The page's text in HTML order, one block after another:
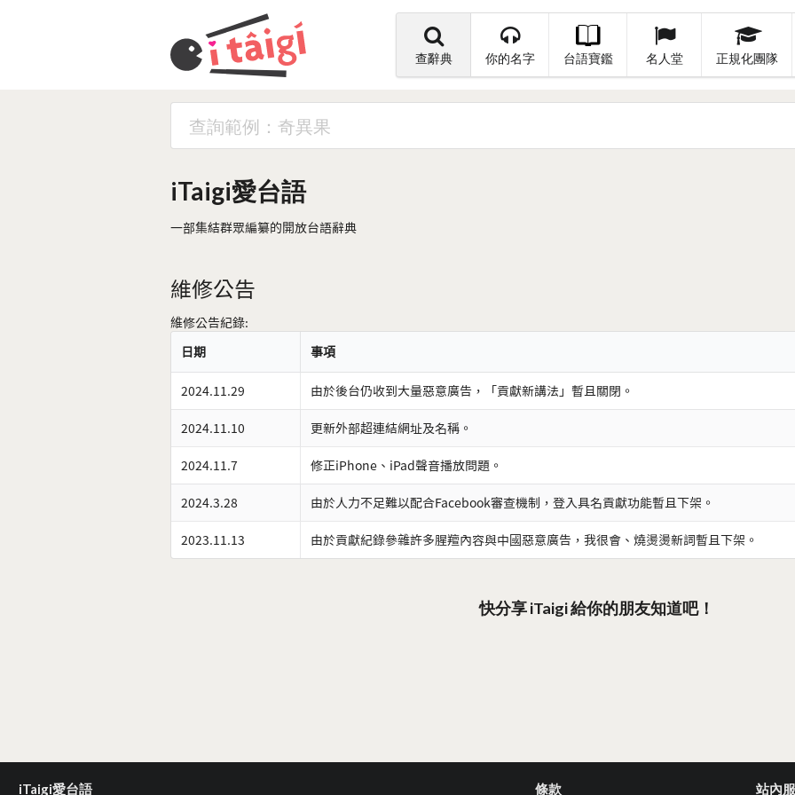
查辭典 你的名字 台語寶鑑 名人堂 正規化團隊
iTaigi愛台語
一部集結群眾編纂的開放台語辭典
維修公告
維修公告紀錄:
日期
事項
2024.11.29 由於後台仍收到大量惡意廣告，「貢獻新講法」暫且關閉。
2024.11.10 更新外部超連結網址及名稱。
2024.11.7 修正iPhone、iPad聲音播放問題。
2024.3.28 由於人力不足難以配合Facebook審查機制，登入具名貢獻功能暫且下架。
2023.11.13 由於貢獻紀錄參雜許多腥羶內容與中國惡意廣告，我很會、燒燙燙新詞暫且下架。
快分享 iTaigi 給你的朋友知道吧！
iTaigi愛台語 條款 站內